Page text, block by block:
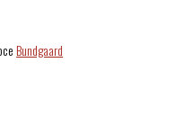
Bundgaard